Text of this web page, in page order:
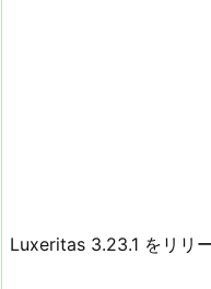
Luxeritas 3.23.1 をリリ